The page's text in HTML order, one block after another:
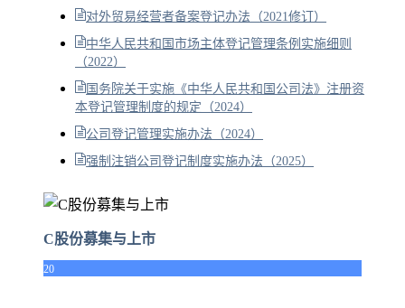
对外贸易经营者备案登记办法（2021修订）
中华人民共和国市场主体登记管理条例实施细则
（2022）
国务院关于实施《中华人民共和国公司法》注册资
本登记管理制度的规定（2024）
公司登记管理实施办法（2024）
强制注销公司登记制度实施办法（2025）
C股份募集与上市
20